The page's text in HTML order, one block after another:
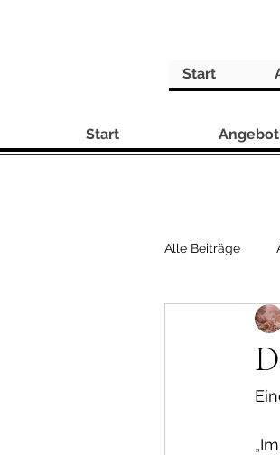
Start
Alle Beiträge
Start Angebot